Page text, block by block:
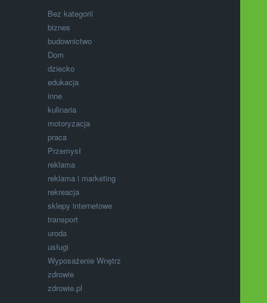
Bez kategorii
biznes
budownictwo
Dom
dziecko
edukacja
inne
kulinaria
motoryzacja
praca
Przemysł
reklama
reklama i marketing
rekreacja
sklepy internetowe
transport
uroda
usługi
Wyposażenie Wnętrz
zdrowie
zdrowie.pl